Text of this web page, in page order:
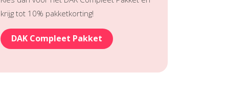
krijg tot 10% pakketkorting!
DAK Compleet Pakket